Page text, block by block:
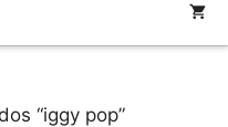
“iggy pop”